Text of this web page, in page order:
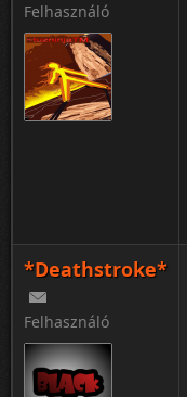
Felhasználó
*Deathstroke*
Felhasználó